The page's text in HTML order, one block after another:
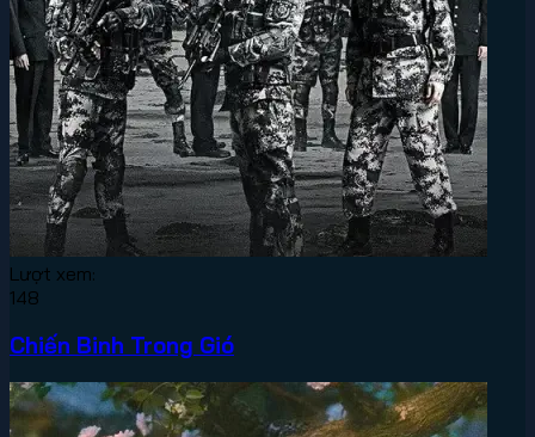
Lượt xem:
148
Chiến Binh Trong Gió